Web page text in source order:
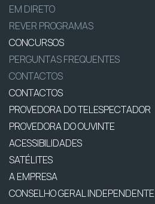
EM DIRETO
REVER PROGRAMAS
CONCURSOS
PERGUNTAS FREQUENTES
CONTACTOS
CONTACTOS
PROVEDORA DO TELESPECTADOR
PROVEDORA DO OUVINTE
ACESSIBILIDADES
SATÉLITES
A EMPRESA
CONSELHO GERAL INDEPENDENTE